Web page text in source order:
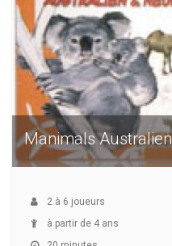
Manimals
2 à 6 joueurs
à partir de 4 ans